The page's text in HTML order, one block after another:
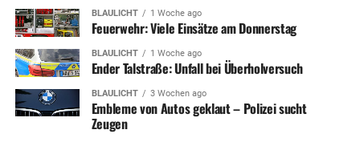
BLAULICHT 1 Woche ago
Feuerwehr: Viele Einsätze am Donnerstag
BLAULICHT 1 Woche ago
Ender Talstraße: Unfall bei Überholversuch
BLAULICHT 3 Wochen ago
Embleme von Autos geklaut – Polizei sucht
Zeugen